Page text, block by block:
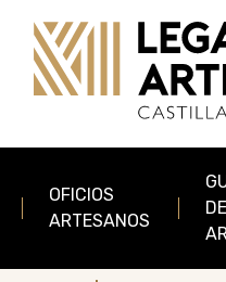
Main
OFICIOS
ARTESANOS